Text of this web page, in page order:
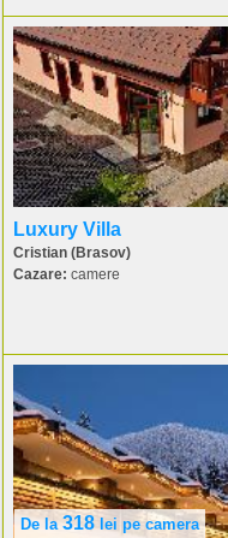
Luxury Villa
Cristian (Brasov)
Cazare: camere
De la 318 lei pe camera